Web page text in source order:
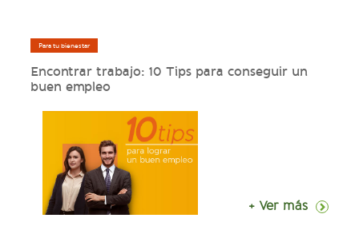
Para tu bienestar
Encontrar trabajo: 10 Tips para conseguir un
buen empleo
+ Ver más